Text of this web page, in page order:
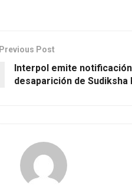
Previous Post
Interpol emite
desaparición de Sudiksha